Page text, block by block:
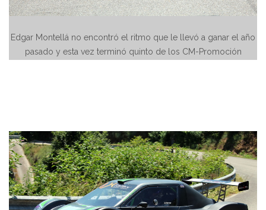
Edgar Montellá no encontró el ritmo que le llevó a ganar el año
pasado y esta vez terminó quinto de los CM-Promoción